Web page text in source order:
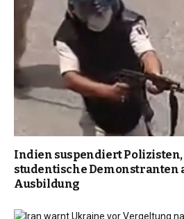
Indien suspendiert
studentische Demonstranten
Ausbildung